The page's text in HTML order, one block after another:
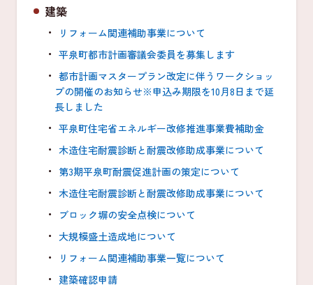
建築
リフォーム関連補助事業について
平泉町都市計画審議会委員を募集します
都市計画マスタープラン改定に伴うワークショッ
プの開催のお知らせ※申込み期限を10月8日まで延
長しました
平泉町住宅省エネルギー改修推進事業費補助金
木造住宅耐震診断と耐震改修助成事業について
第3期平泉町耐震促進計画の策定について
木造住宅耐震診断と耐震改修助成事業について
ブロック塀の安全点検について
大規模盛土造成地について
リフォーム関連補助事業一覧について
建築確認申請